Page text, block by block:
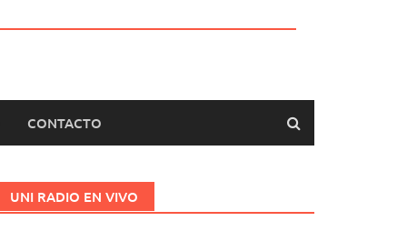
CONTACTO
UNI RADIO EN VIVO